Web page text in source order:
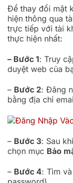
Để thay đổi mật
hiện thông qua
trực tiếp với tài
thực hiện nhất:
– Bước 1: Truy
duyệt web của
– Bước 2: Đăng
bằng địa chỉ
– Bước 3: Sau
chọn mục Bảo
– Bước 4: Tìm